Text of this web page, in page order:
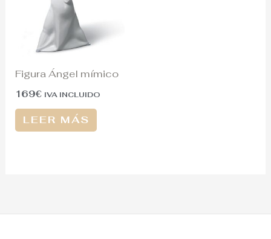
Figura Ángel mímico
169€ IVA INCLUIDO
LEER MÁS